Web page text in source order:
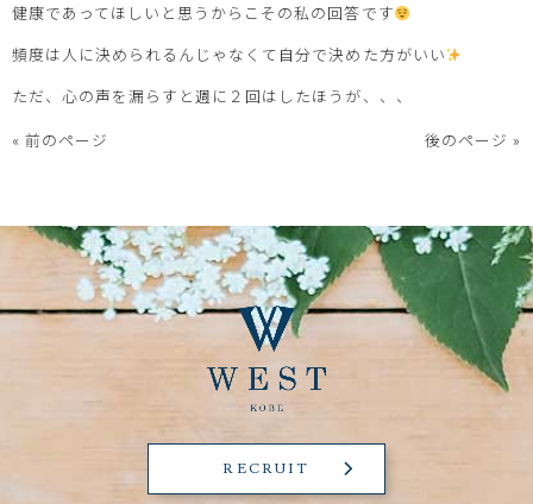
健康であってほしいと思うからこその私の回答です
頻度は人に決められるんじゃなくて自分で決めた方がいい
ただ、心の声を漏らすと週に２回はしたほうが、、、
« 前のページ
後のページ »
RECRUIT